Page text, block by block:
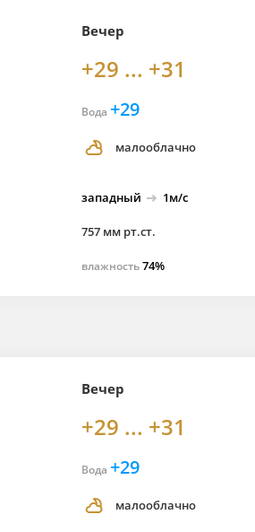
Вечер
+29 ... +31
Вода +29
малооблачно
западный 1м/с
757 мм рт.ст.
влажность74%
Вечер
+29 ... +31
Вода +29
малооблачно